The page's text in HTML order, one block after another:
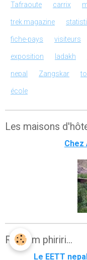
Tafraoute carrix
trek magazine
fiche-pays visiteurs
exposition ladakh
nepal Zangskar
école
Les maisons
Chez
Resham phiriri...
Le EETT